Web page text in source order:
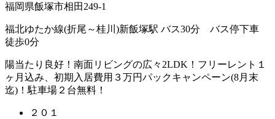
福岡県飯塚市相田249-1
福北ゆたか線(折尾～桂川)新飯塚駅 バス30分 バス停下車
徒歩0分
陽当たり良好！南面リビングの広々2LDK！フリーレント１
ヶ月込み、初期入居費用３万円パックキャンペーン(8月末
迄)！駐車場２台無料！
２０１